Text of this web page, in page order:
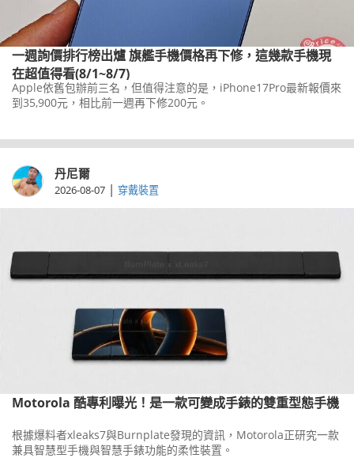
一週詢價排行榜出爐 旗艦手機價格再下修，這幾款手機現
在超值得看(8/1~8/7)
Apple依舊包辦前三名，但值得注意的是，iPhone17Pro最新報價來
到35,900元，相比前一週再下修200元。
丹尼爾
2026-08-07 | 穿戴裝置
Motorola 酷專利曝光！是一款可變成手錶的雙重型態手機
根據爆料者xleaks7與Burnplate發現的資訊，Motorola正研究一款
兼具智慧型手機與智慧手錶功能的柔性裝置。